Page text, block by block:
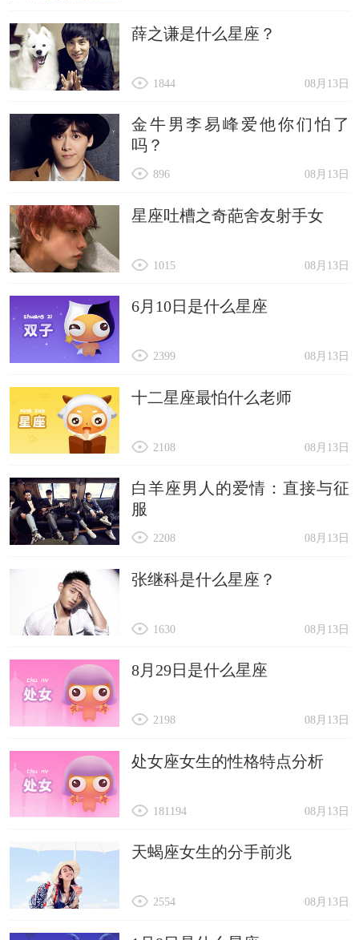
薛之谦是什么星座？
08月13日
1844
金牛男李易峰爱他你们怕了
吗？
08月13日
896
星座吐槽之奇葩舍友射手女
08月13日
1015
6月10日是什么星座
08月13日
2399
十二星座最怕什么老师
08月13日
2108
白羊座男人的爱情：直接与征
服
08月13日
2208
张继科是什么星座？
08月13日
1630
8月29日是什么星座
08月13日
2198
处女座女生的性格特点分析
08月13日
181194
天蝎座女生的分手前兆
08月13日
2554